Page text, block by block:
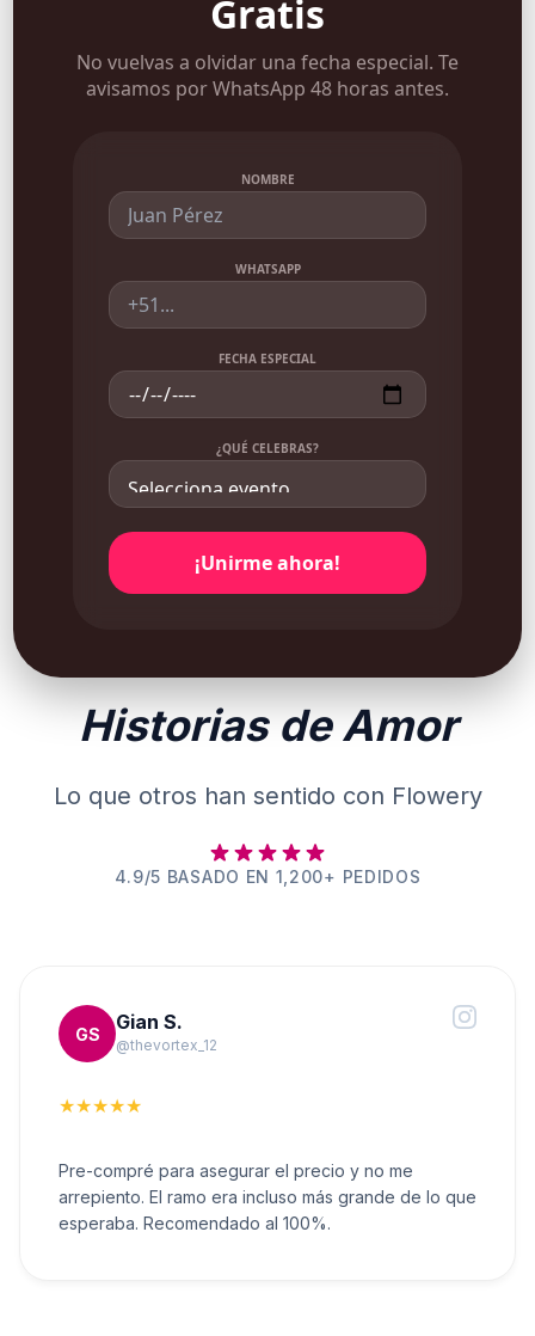
Gratis
No vuelvas a olvidar una fecha especial. Te
avisamos por WhatsApp 48 horas antes.
NOMBRE
WHATSAPP
FECHA ESPECIAL
¿QUÉ CELEBRAS?
¡Unirme ahora!
Historias de Amor
Lo que otros han sentido con Flowery
4.9/5 BASADO EN 1,200+ PEDIDOS
GS Gian S.
@thevortex_12
★★★★★
Pre-compré para asegurar el precio y no me
arrepiento. El ramo era incluso más grande de lo que
esperaba. Recomendado al 100%.